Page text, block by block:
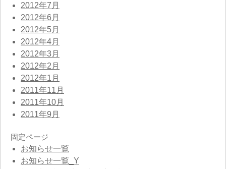
2012年7月
2012年6月
2012年5月
2012年4月
2012年3月
2012年2月
2012年1月
2011年11月
2011年10月
2011年9月
固定ページ
お知らせ一覧
お知らせ一覧_Y